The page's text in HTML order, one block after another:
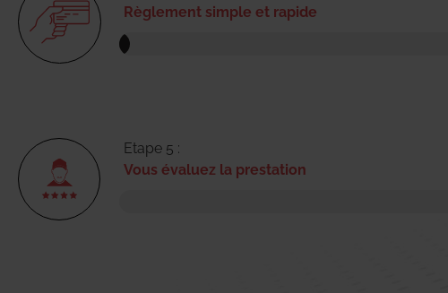
Règlement simple et rapide
Etape 5 :
Vous évaluez la prestation